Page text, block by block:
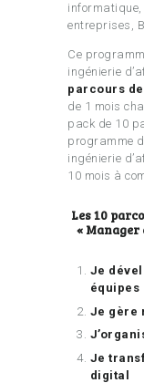
informatique,
entreprises,
Ce
ingénierie
parcours
de 1 mois
pack de 10
programme
ingénierie
10 mois à
Les 10
« Manager
Je
équipes
Je gère
Je
digital